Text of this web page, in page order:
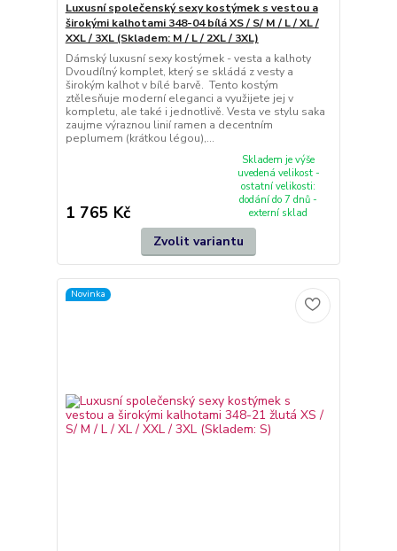
Luxusní společenský sexy kostýmek s vestou a
širokými kalhotami 348-04 bílá XS / S/ M / L / XL /
XXL / 3XL (Skladem: M / L / 2XL / 3XL)
Dámský luxusní sexy kostýmek - vesta a kalhoty
Dvoudílný komplet, který se skládá z vesty a
širokým kalhot v bílé barvě. Tento kostým
ztělesňuje moderní eleganci a využijete jej v
kompletu, ale také i jednotlivě. Vesta ve stylu saka
zaujme výraznou linií ramen a decentním
peplumem (krátkou légou),...
1 765 Kč
Skladem je výše
uvedená velikost -
ostatní velikosti:
dodání do 7 dnů -
externí sklad
Zvolit variantu
Novinka